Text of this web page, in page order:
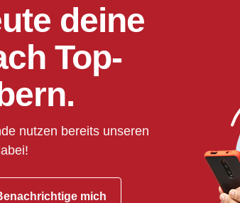
deine
Top-
nutzen bereits unseren
mich